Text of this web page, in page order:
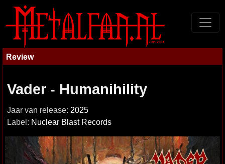
Review
Vader - Humanihility
Jaar van release: 2025
Label: Nuclear Blast Records